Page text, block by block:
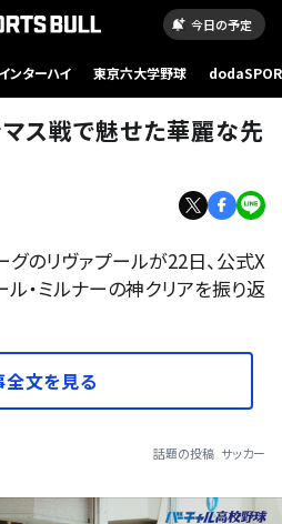
今日の予定
インターハイ 東京六大学野球
ス戦で魅せた華麗な先
グのリヴァプールが22日、公式X
ル・ミルナーの神クリアを振り返
全文を見る
話題の投稿 サッカー